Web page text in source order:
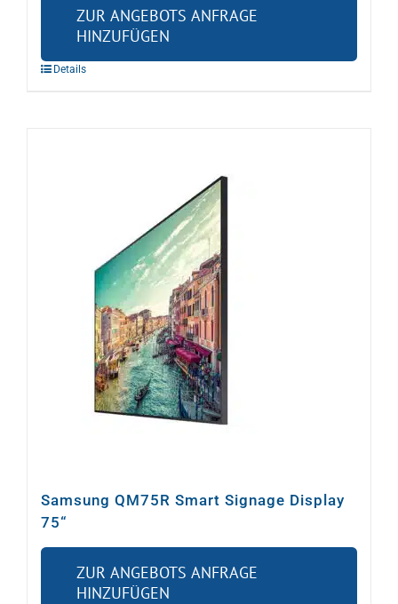
ZUR ANGEBOTS ANFRAGE
HINZUFÜGEN
Details
Samsung QM75R Smart Signage Display
75“
ZUR ANGEBOTS ANFRAGE
HINZUFÜGEN